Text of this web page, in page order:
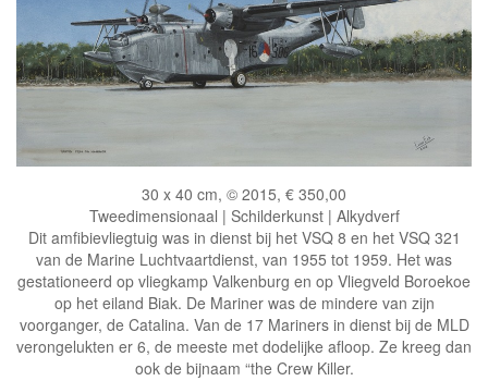
30 x 40 cm, © 2015, € 350,00
Tweedimensionaal | Schilderkunst | Alkydverf
Dit amfibievliegtuig was in dienst bij het VSQ 8 en het VSQ 321
van de Marine Luchtvaartdienst, van 1955 tot 1959. Het was
gestationeerd op vliegkamp Valkenburg en op Vliegveld Boroekoe
op het eiland Biak. De Mariner was de mindere van zijn
voorganger, de Catalina. Van de 17 Mariners in dienst bij de MLD
verongelukten er 6, de meeste met dodelijke afloop. Ze kreeg dan
ook de bijnaam “the Crew Killer.